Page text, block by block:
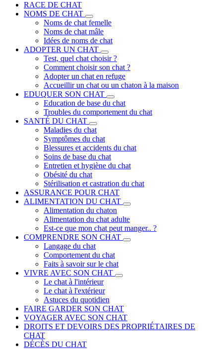
RACE DE CHAT
NOMS DE CHAT
Noms de chat femelle
Noms de chat mâle
Idées de noms de chat
ADOPTER UN CHAT
Test, quel chat choisir ?
Comment choisir son chat ?
Adopter un chat en refuge
Accueillir un chat ou un chaton à la maison
EDUQUER SON CHAT
Education de base du chat
Troubles du comportement du chat
SANTÉ DU CHAT
Maladies du chat
Symptômes du chat
Blessures et accidents du chat
Soins de base du chat
Entretien et hygiène du chat
Obésité du chat
Stérilisation et castration du chat
ASSURANCE POUR CHAT
ALIMENTATION DU CHAT
Alimentation du chaton
Alimentation du chat adulte
Est-ce que mon chat peut manger.. ?
COMPRENDRE SON CHAT
Langage du chat
Comportement du chat
Faits à savoir sur le chat
VIVRE AVEC SON CHAT
Le chat à l'intérieur
Le chat à l'extérieur
Astuces du quotidien
FAIRE GARDER SON CHAT
VOYAGER AVEC SON CHAT
DROITS ET DEVOIRS DES PROPRIÉTAIRES DE
CHAT
DÉCÈS DU CHAT